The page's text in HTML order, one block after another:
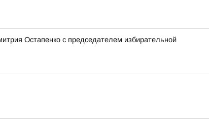
Остапенко с председателем избирательной